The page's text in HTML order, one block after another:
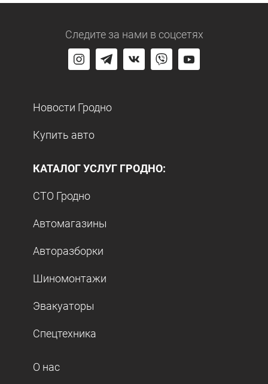
Следите за нами в соцсетях
Новости Гродно
Купить авто
КАТАЛОГ УСЛУГ ГРОДНО:
СТО Гродно
Автомагазины
Авторазборки
Шиномонтажи
Эвакуаторы
Спецтехника
О нас